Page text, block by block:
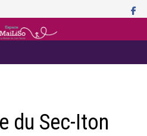
du Sec-Iton